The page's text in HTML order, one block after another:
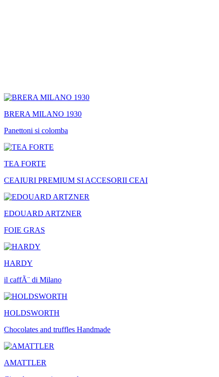
BRERA MILANO 1930
Panettoni si colomba
TEA FORTE
CEAIURI PREMIUM SI ACCESORII CEAI
EDOUARD ARTZNER
FOIE GRAS
HARDY
il caffÃ¨ di Milano
HOLDSWORTH
Chocolates and truffles Handmade
AMATTLER